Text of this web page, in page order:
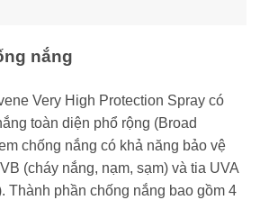
nắng
Very High Protection Spray có
toàn diện phổ rộng (Broad
chống nắng có khả năng bảo vệ
(cháy nắng, nạm, sạm) và tia UVA
Thành phần chống nắng bao gồm 4